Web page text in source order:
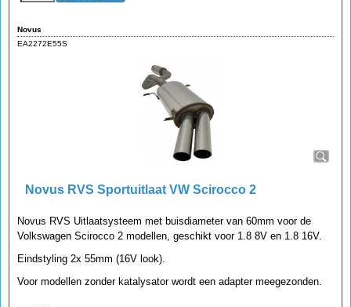
Novus
EA2272E55S
Novus RVS Sportuitlaat VW Scirocco 2
Novus RVS Uitlaatsysteem met buisdiameter van 60mm voor de
Volkswagen Scirocco 2 modellen, geschikt voor 1.8 8V en 1.8 16V.
Eindstyling 2x 55mm (16V look).
Voor modellen zonder katalysator wordt een adapter meegezonden.